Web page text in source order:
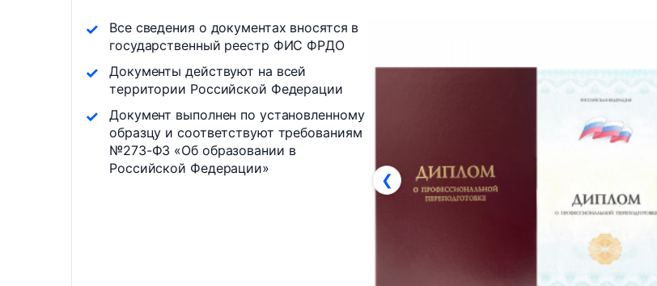
Все сведения о документах вносятся в
государственный реестр ФИС ФРДО
Документы действуют на всей
территории Российской Федерации
Документ выполнен по установленному
образцу и соответствуют требованиям
№273-ФЗ «Об образовании в
Российской Федерации»
❮